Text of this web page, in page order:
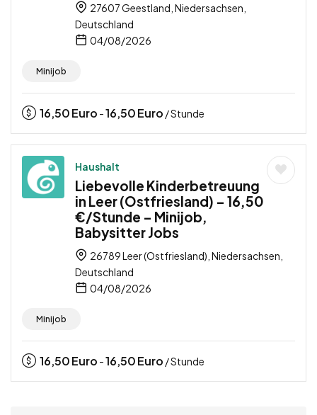
27607 Geestland, Niedersachsen,
Deutschland
04/08/2026
Minijob
16,50Euro -16,50Euro / Stunde
Haushalt
Liebevolle Kinderbetreuung
in Leer (Ostfriesland) – 16,50
€/Stunde – Minijob,
Babysitter Jobs
26789 Leer (Ostfriesland), Niedersachsen,
Deutschland
04/08/2026
Minijob
16,50Euro -16,50Euro / Stunde